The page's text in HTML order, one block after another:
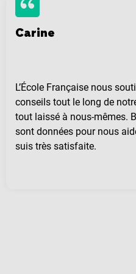
Carine
L’École Française nous
conseils tout le long de
tout laissé à nous-mêmes.
sont données pour nous
suis très satisfaite.